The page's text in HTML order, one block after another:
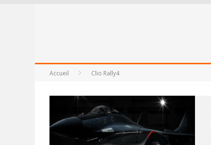
Accueil Clio Rally4